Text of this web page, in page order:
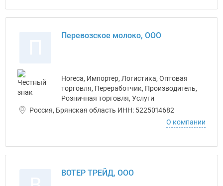
Перевозское молоко, ООО
Horeca, Импортер, Логистика, Оптовая
торговля, Переработчик, Производитель,
Розничная торговля, Услуги
Россия, Брянская область ИНН: 5225014682
О компании
ВОТЕР ТРЕЙД, ООО